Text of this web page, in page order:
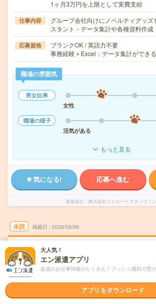
1ヶ月3万円を上限として実費支給
仕事内容
グループ会社向けにノベルティグッズ
スタント・データ集計や各種資料作
応募資格
ブランクOK / 英語力不要
事務経験＋Excel：データ集計ができ
職場の雰囲気
男女比率
女性
職場の様子
活気がある
もっと見る
気になる! 応募へ進む
派遣会社 株式会社リクルートスタッフィ
未読 掲載日 2026/08/06
時給1850円！16時まで＊残業ほ
自由＊渋谷での総務・人事・労務
交通費別途支給あり
勤務地
東京都渋谷区
大人気！
エン派遣アプリ
派遣のお仕事情報がたくさん！プッシュ通知で受
アプリをダウンロード